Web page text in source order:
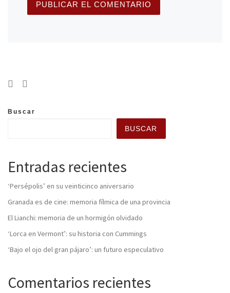
Buscar
BUSCAR
Entradas recientes
‘Persépolis’ en su veinticinco aniversario
Granada es de cine: memoria fílmica de una provincia
El Lianchi: memoria de un hormigón olvidado
‘Lorca en Vermont’: su historia con Cummings
‘Bajo el ojo del gran pájaro’: un futuro especulativo
Comentarios recientes